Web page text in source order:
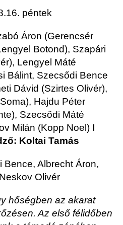
péntek
Áron (Gerencsér
Botond), Szapári
Lengyel Máté
Bálint, Szecsődi Bence
Dávid (Szirtes Olivér),
Hajdu Péter
Szecsődi Máté
Milán (Kopp Noel) I
Koltai Tamás
Albrecht Áron,
Olivér
hőségben az akarat
Az első félidőben